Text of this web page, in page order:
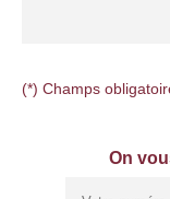
(*) Champs
On